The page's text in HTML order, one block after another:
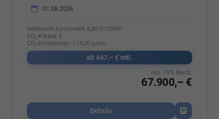
01.08.2026
Verbrauch kombiniert: 6,80 l/100km
CO2-Klasse: F
CO2-Emissionen: 174,00 g/km
ab 947,– € mtl.
67.900,– €
incl. 19% MwSt.
Details
Fahrzeug